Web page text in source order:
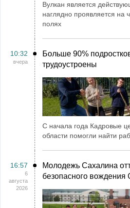
Вулкан является
наглядно проявляется
полях
10:32
вчера
Больше 90%
трудоустроены
С начала года Кадровые
области помогли найти
16:57
6
августа
2026
Молодежь Сахалина
безопасного